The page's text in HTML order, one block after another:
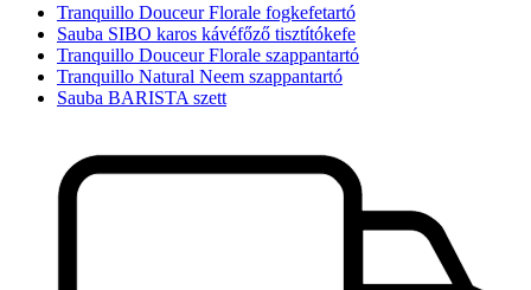
Tranquillo Douceur Florale fogkefetartó
Sauba SIBO karos kávéfőző tisztítókefe
Tranquillo Douceur Florale szappantartó
Tranquillo Natural Neem szappantartó
Sauba BARISTA szett